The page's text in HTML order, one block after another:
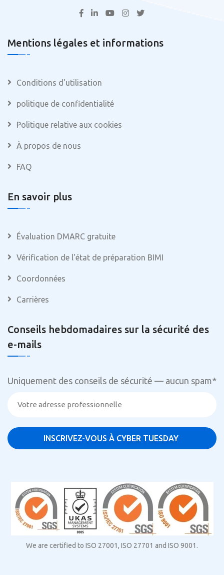
Mentions légales et informations
Conditions d'utilisation
politique de confidentialité
Politique relative aux cookies
À propos de nous
FAQ
En savoir plus
Évaluation DMARC gratuite
Vérification de l'état de préparation BIMI
Coordonnées
Carrières
Conseils hebdomadaires sur la sécurité des
e-mails
Uniquement des conseils de sécurité — aucun spam*
We are certified to ISO 27001, ISO 27701 and ISO 9001.